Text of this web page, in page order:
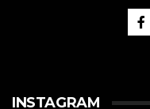
INSTAGRAM